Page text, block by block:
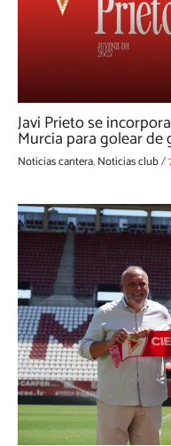
Javi Prieto se
Murcia para golear de
Noticias cantera,Noticias club/